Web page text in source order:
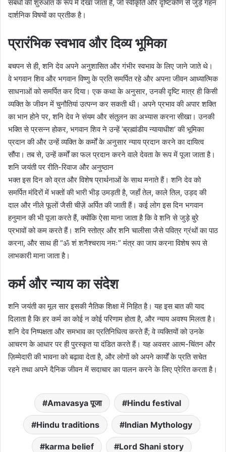
संबंधों की शुरुआत के रूप में देखा जाता है, जो स्वीकृति और दृष्टिकोण से जुड़े गहन
दार्शनिक विषयों का प्रतीक है।
प्रारंभिक स्वभाव और दिव्य भूमिका
बचपन से ही, शनि देव अपने अनुशासित और गंभीर स्वभाव के लिए जाने जाते थे।
वे भगवान शिव और भगवान विष्णु के प्रति समर्पित रहे और अपना जीवन आध्यात्मिक
साधनाओं को समर्पित कर दिया। एक कथा के अनुसार, उनकी दृष्टि मात्र ही किसी
व्यक्ति के जीवन में चुनौतियां उत्पन्न कर सकती थी। अपने प्रभाव की अपार शक्ति
का भान होने पर, शनि देव ने संयम और संतुलन का अभ्यास करना सीखा। उनकी
भक्ति से प्रसन्न होकर, भगवान शिव ने उन्हें ‘ब्रह्मांडीय न्यायाधीश’ की भूमिका
प्रदान की और उन्हें व्यक्ति के कर्मों के अनुसार न्याय प्रदान करने का दायित्व
सौंपा। तब से, उन्हें कर्मों का फल प्रदान करने वाले देवता के रूप में पूजा जाता है।
शनि जयंती पर रीति-रिवाज और अनुष्ठान
भक्त इस दिन को व्रत और विशेष प्रार्थनाओं के साथ मनाते हैं। शनि देव को
समर्पित मंदिरों में भक्तों की भारी भीड़ उमड़ती है, जहाँ तेल, काले तिल, उड़द की
दाल और नीले फूलों जैसी चीज़ें अर्पित की जाती हैं। कई लोग इस दिन भगवान
हनुमान की भी पूजा करते हैं, क्योंकि ऐसा माना जाता है कि वे शनि से जुड़े बुरे
प्रभावों को कम करते हैं। शनि स्तोत्र और शनि चालीसा जैसे पवित्र ग्रंथों का पाठ
करना, और साथ ही “ॐ शं शनैश्चराय नमः” मंत्र का जाप करना विशेष रूप से
लाभकारी माना जाता है।
कर्म और न्याय का संदेश
शनि जयंती का मूल सार इसकी नैतिक शिक्षा में निहित है। यह इस बात की याद
दिलाता है कि हर कर्म का कोई न कोई परिणाम होता है, और न्याय अवश्य मिलता है।
शनि देव निष्पक्षता और समभाव का प्रतिनिधित्व करते हैं; वे व्यक्तियों को उनके
आचरण के आधार पर ही पुरस्कृत या दंडित करते हैं। यह अवसर आत्म-चिंतन और
ज़िम्मेदारी की भावना को बढ़ावा देता है, और लोगों को अपने कार्यों के प्रति सचेत
रहने तथा अपने दैनिक जीवन में सदाचार का पालन करने के लिए प्रेरित करता है।
Amavasya पूजा Hindu festival
Hindu traditions Indian Mythology
karma belief Lord Shani story